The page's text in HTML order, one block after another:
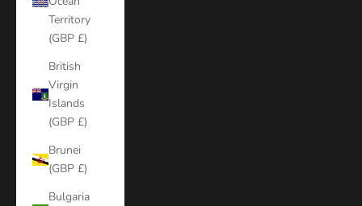
Territory
(GBP £)
British
Virgin
Islands
(GBP £)
Brunei
(GBP £)
Bulgaria